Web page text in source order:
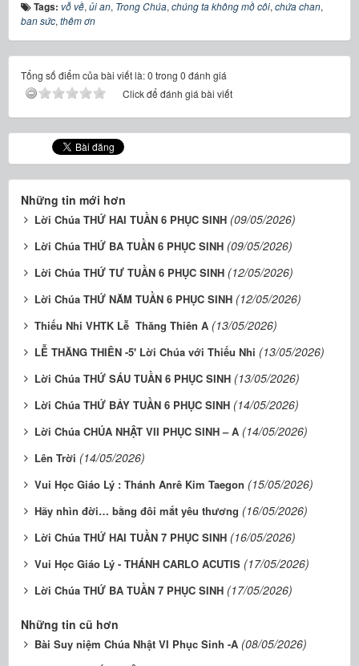
Tags: vỗ về, ủi an, Trong Chúa, chúng ta không mồ côi, chứa chan,
ban sức, thêm ơn
Tổng số điểm của bài viết là: 0 trong 0 đánh giá
Click để đánh giá bài viết
Những tin mới hơn
Lời Chúa THỨ HAI TUẦN 6 PHỤC SINH (09/05/2026)
Lời Chúa THỨ BA TUẦN 6 PHỤC SINH (09/05/2026)
Lời Chúa THỨ TƯ TUẦN 6 PHỤC SINH (12/05/2026)
Lời Chúa THỨ NĂM TUẦN 6 PHỤC SINH (12/05/2026)
Thiếu Nhi VHTK Lễ Thăng Thiên A (13/05/2026)
LỄ THĂNG THIÊN -5' Lời Chúa với Thiếu Nhi (13/05/2026)
Lời Chúa THỨ SÁU TUẦN 6 PHỤC SINH (13/05/2026)
Lời Chúa THỨ BẢY TUẦN 6 PHỤC SINH (14/05/2026)
Lời Chúa CHÚA NHẬT VII PHỤC SINH – A (14/05/2026)
Lên Trời (14/05/2026)
Vui Học Giáo Lý : Thánh Anrê Kim Taegon (15/05/2026)
Hãy nhìn đời… bằng đôi mắt yêu thương (16/05/2026)
Lời Chúa THỨ HAI TUẦN 7 PHỤC SINH (16/05/2026)
Vui Học Giáo Lý - THÁNH CARLO ACUTIS (17/05/2026)
Lời Chúa THỨ BA TUẦN 7 PHỤC SINH (17/05/2026)
Những tin cũ hơn
Bài Suy niệm Chúa Nhật VI Phục Sinh -A (08/05/2026)